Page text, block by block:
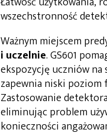
wszechstronność
Ważnym miejscem
i uczelnie. GS601
ekspozycję uczniów na
zapewnia niski poziom
Zastosowanie
eliminując problem
konieczności